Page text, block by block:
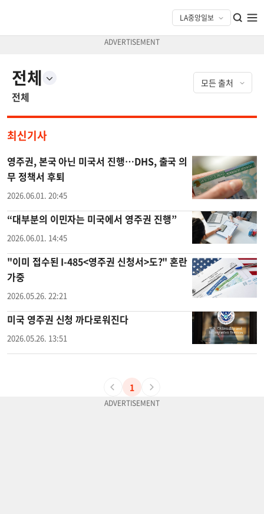
전체
전체
최신기사
영주권, 본국 아닌 미국서 진행…DHS, 출국 의
무 정책서 후퇴
2026.06.01. 20:45
“대부분의 이민자는 미국에서 영주권 진행”
2026.06.01. 14:45
"이미 접수된 I-485<영주권 신청서>도?" 혼란
가중
2026.05.26. 22:21
미국 영주권 신청 까다로워진다
2026.05.26. 13:51
1